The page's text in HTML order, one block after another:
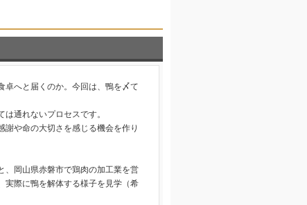
卓へと届くのか。今回は、鴨を〆て
通れないプロセスです。
や命の大切さを感じる機会を作り
、岡山県赤磐市で鶏肉の加工業を営
実際に鴨を解体する様子を見学（希